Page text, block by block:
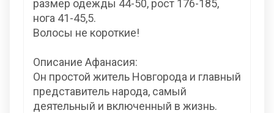
размер одежды 44-50, рост 176-185,
нога 41-45,5.
Волосы не короткие!
Описание Афанасия:
Он простой житель Новгорода и главный
представитель народа, самый
деятельный и включенный в жизнь.